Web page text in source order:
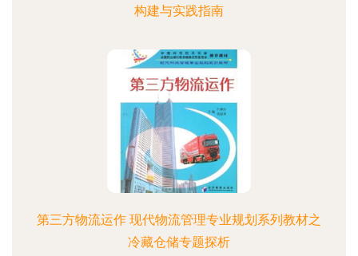
构建与实践指南
第三方物流运作 现代物流管理专业规划系列教材之
冷藏仓储专题探析